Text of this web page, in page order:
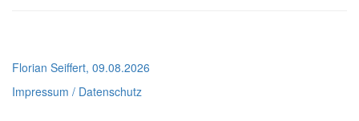
Florian Seiffert, 09.08.2026
Impressum / Datenschutz